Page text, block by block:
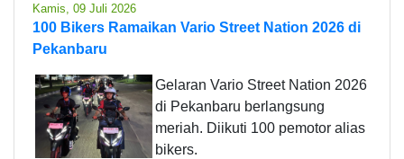
Kamis, 09 Juli 2026
100 Bikers Ramaikan Vario Street Nation 2026 di
Pekanbaru
Gelaran Vario Street Nation 2026
di Pekanbaru berlangsung
meriah. Diikuti 100 pemotor alias
bikers.